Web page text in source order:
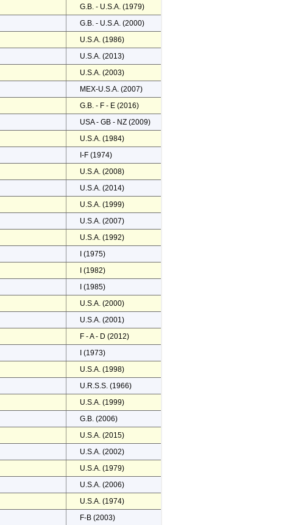
G.B. - U.S.A. (1979)
G.B. - U.S.A. (2000)
U.S.A. (1986)
U.S.A. (2013)
U.S.A. (2003)
MEX-U.S.A. (2007)
G.B. - F - E (2016)
USA - GB - NZ (2009)
U.S.A. (1984)
I-F (1974)
U.S.A. (2008)
U.S.A. (2014)
U.S.A. (1999)
U.S.A. (2007)
U.S.A. (1992)
I (1975)
I (1982)
I (1985)
U.S.A. (2000)
U.S.A. (2001)
F - A - D (2012)
I (1973)
U.S.A. (1998)
U.R.S.S. (1966)
U.S.A. (1999)
G.B. (2006)
U.S.A. (2015)
U.S.A. (2002)
U.S.A. (1979)
U.S.A. (2006)
U.S.A. (1974)
F-B (2003)